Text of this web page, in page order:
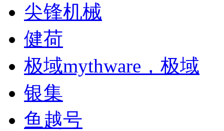
尖锋机械
健荷
极域mythware，极域
银集
鱼越号